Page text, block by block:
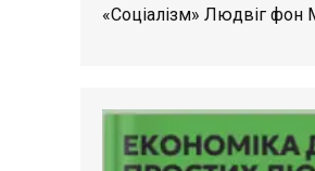
«Соціалізм» Людвіг фон